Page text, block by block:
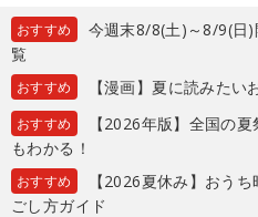
おすすめ
今週末8/8(土)～8/9(日
覧
おすすめ 【漫画】夏に読みた
おすすめ
【2026年版】全国の
もわかる！
おすすめ
【2026夏休み】おう
ごし方ガイド